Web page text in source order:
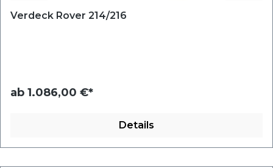
Verdeck Rover 214/216
ab 1.086,00 €*
Details